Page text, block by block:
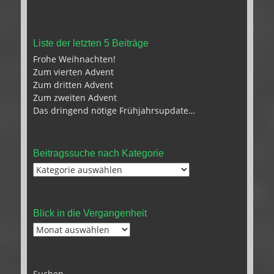
Liste der letzten 5 Beiträge
Frohe Weihnachten!
Zum vierten Advent
Zum dritten Advent
Zum zweiten Advent
Das dringend nötige Frühjahrsupdate…
Beitragssuche nach Kategorie
Beitragssuche
Blick in die Vergangenheit
Blick